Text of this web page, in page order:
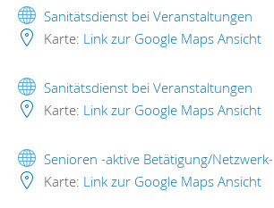
Sanitätsdienst bei Veranstaltungen
Karte: Link zur Google Maps Ansicht
Sanitätsdienst bei Veranstaltungen
Karte: Link zur Google Maps Ansicht
Senioren -aktive Betätigung/Netzwerk-
Karte: Link zur Google Maps Ansicht